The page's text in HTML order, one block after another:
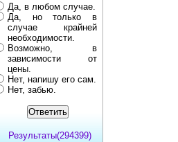
Да, в любом случае.
Да, но только в
случае крайней
необходимости.
Возможно, в
зависимости от
цены.
Нет, напишу его сам.
Нет, забью.
Результаты(294399)